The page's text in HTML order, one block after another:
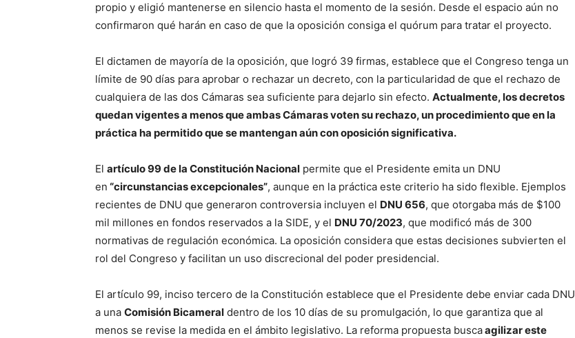
propio y eligió mantenerse en silencio hasta el momento de la sesión. Desde el espacio aún no
confirmaron qué harán en caso de que la oposición consiga el quórum para tratar el proyecto.
El dictamen de mayoría de la oposición, que logró 39 firmas, establece que el Congreso tenga un
límite de 90 días para aprobar o rechazar un decreto, con la particularidad de que el rechazo de
cualquiera de las dos Cámaras sea suficiente para dejarlo sin efecto. Actualmente, los decretos
quedan vigentes a menos que ambas Cámaras voten su rechazo, un procedimiento que en la
práctica ha permitido que se mantengan aún con oposición significativa.
El artículo 99 de la Constitución Nacional permite que el Presidente emita un DNU
en “circunstancias excepcionales”, aunque en la práctica este criterio ha sido flexible. Ejemplos
recientes de DNU que generaron controversia incluyen el DNU 656, que otorgaba más de $100
mil millones en fondos reservados a la SIDE, y el DNU 70/2023, que modificó más de 300
normativas de regulación económica. La oposición considera que estas decisiones subvierten el
rol del Congreso y facilitan un uso discrecional del poder presidencial.
El artículo 99, inciso tercero de la Constitución establece que el Presidente debe enviar cada DNU
a una Comisión Bicameral dentro de los 10 días de su promulgación, lo que garantiza que al
menos se revise la medida en el ámbito legislativo. La reforma propuesta buscaagilizar este